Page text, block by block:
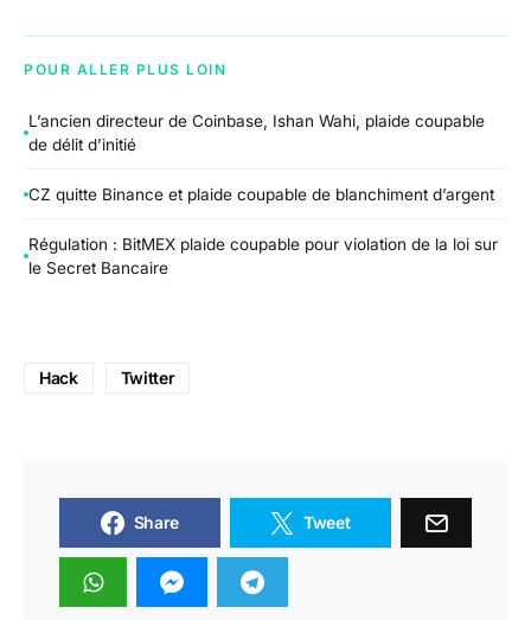
POUR ALLER PLUS LOIN
L’ancien directeur de Coinbase, Ishan Wahi, plaide coupable
de délit d’initié
CZ quitte Binance et plaide coupable de blanchiment d’argent
Régulation : BitMEX plaide coupable pour violation de la loi sur
le Secret Bancaire
Hack Twitter
Share Tweet